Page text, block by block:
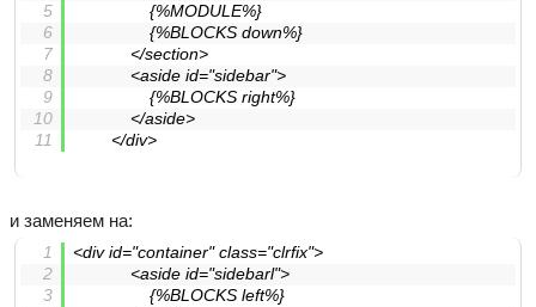
				{%MODULE%}
				{%BLOCKS down%}
			</section>
			<aside id="sidebar">
				{%BLOCKS right%}
			</aside>
		</div>
и заменяем на:
<div id="container" class="clrfix">
			<aside id="sidebarl">
				{%BLOCKS left%}